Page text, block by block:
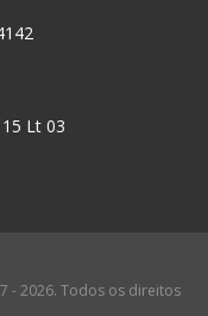
Lt 03
- 2026. Todos os direitos